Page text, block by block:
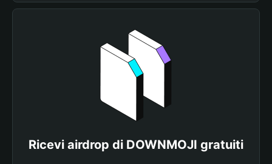
Ricevi airdrop di DOWNMOJI gratuiti